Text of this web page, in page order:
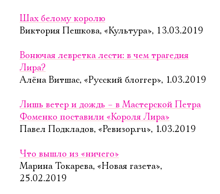
Шах белому королю
Виктория Пешкова, «Культура», 13.03.2019
Вонючая левретка лести: в чем трагедия
Лира?
Алёна Витшас, «Русский блоггер», 1.03.2019
Лишь ветер и дождь – в Мастерской Петра
Фоменко поставили «Короля Лира»
Павел Подкладов, «Ревизор.ru», 1.03.2019
Что вышло из «ничего»
Марина Токарева, «Новая газета»,
25.02.2019